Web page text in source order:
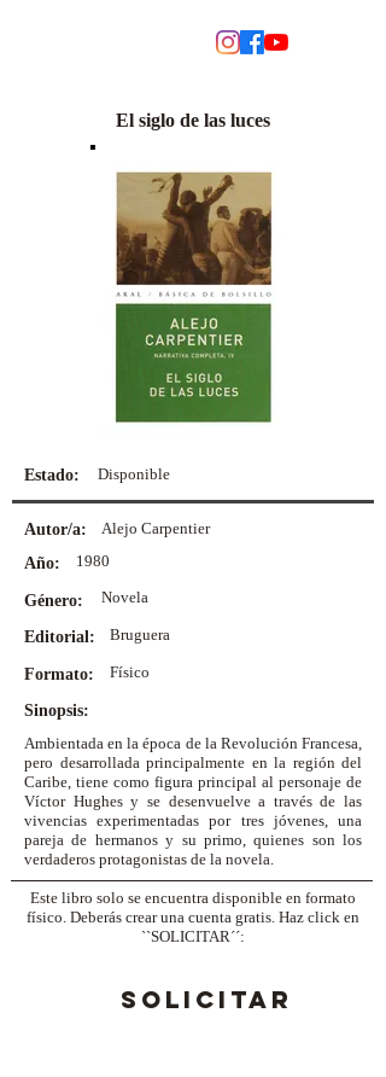
El siglo de las luces
Estado: Disponible
Autor/a:
Alejo Carpentier
Año:
1980
Género: Novela
Bruguera
Editorial:
Formato: Físico
Sinopsis:
Ambientada en la época de la Revolución Francesa,
pero desarrollada principalmente en la región del
Caribe, tiene como figura principal al personaje de
Víctor Hughes y se desenvuelve a través de las
vivencias experimentadas por tres jóvenes, una
pareja de hermanos y su primo, quienes son los
verdaderos protagonistas de la novela.
Este libro solo se encuentra disponible en formato
físico. Deberás crear una cuenta gratis. Haz click en
``SOLICITAR´´:
SOLICITAR